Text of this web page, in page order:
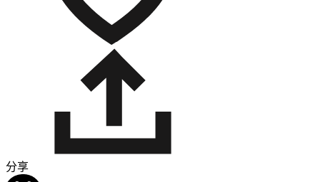
分享